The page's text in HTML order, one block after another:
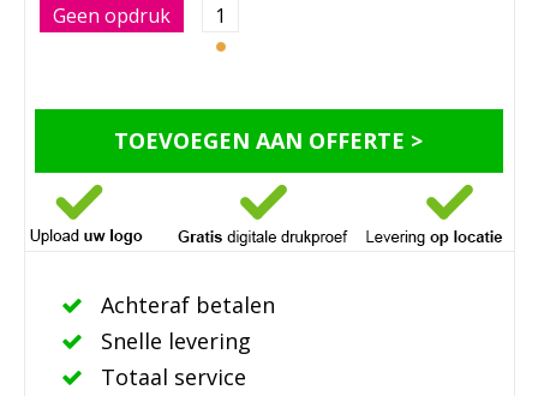
Geen opdruk 1
TOEVOEGEN AAN OFFERTE >
Achteraf betalen
Snelle levering
Totaal service